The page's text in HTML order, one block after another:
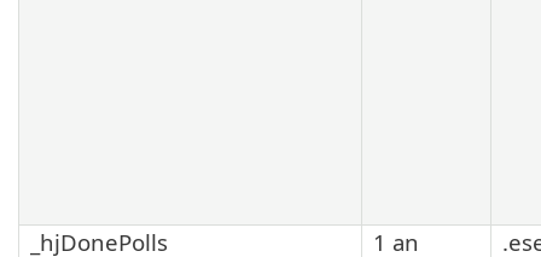
_hjDonePolls 1 an